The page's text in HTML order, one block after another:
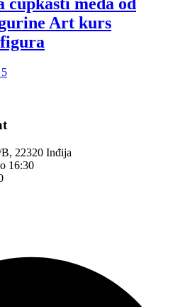
Art kurs
22320 Inđija
16:30